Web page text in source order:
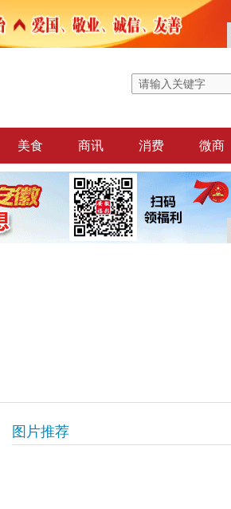
美食 商讯 消费 微商
图片推荐